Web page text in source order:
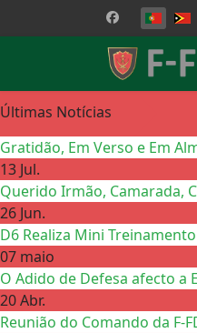
Escolha
Últimas Notícias
Gratidão, Em Verso e Em
13 Jul.
Querido Irmão, Camarada,
26 Jun.
D6 Realiza Mini
07 maio
O Adido de Defesa afecto a
20 Abr.
Reunião do Comando da F-